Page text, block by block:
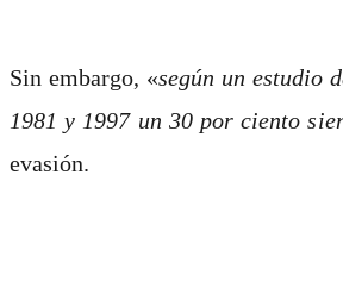
Sin embargo, «según un estudio
1981 y 1997 un 30 por ciento
evasión.